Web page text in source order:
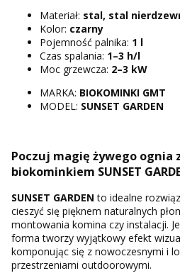
Materiał: stal, stal
Kolor: czarny
Pojemność palnika: 1 l
Czas spalania: 1–3 h/l
Moc grzewcza: 2–3 kW
MARKA: BIOKOMINKI GMT
MODEL: SUNSET GARDEN
Poczuj magię żywego ognia
biokominkiem SUNSET
SUNSET GARDEN to idealne
cieszyć się pięknem naturalnych
montowania komina czy instalacji.
forma tworzy wyjątkowy efekt
komponując się z nowoczesnymi i
przestrzeniami outdoorowymi.